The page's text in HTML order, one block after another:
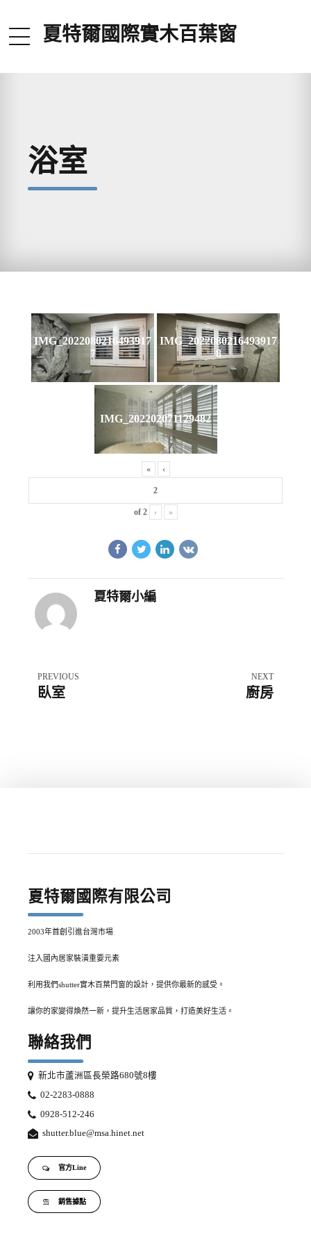
夏特爾國際實木百葉窗
浴室
IMG_2022080216493917
7
IMG_2022080216493917
8
IMG_202202071129482
« ‹
of 2 › »
夏特爾小編
PREVIOUS
臥室
NEXT
廚房
夏特爾國際有限公司
2003年首創引進台灣市場
注入國內居家裝潢重要元素
利用我們shutter實木百葉門窗的設計，提供你最新的感受。
讓你的家變得煥然一新，提升生活居家品質，打造美好生活。
聯絡我們
新北市蘆洲區長榮路680號8樓
02-2283-0888
0928-512-246
shutter.blue@msa.hinet.net
官方Line
銷售據點